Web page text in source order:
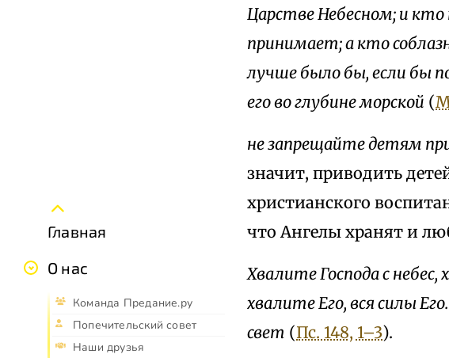
Главная
О нас
Команда Предание.ру
Попечительский совет
Наши друзья
Царстве Небесном; и
принимает; а кто
лучше было бы, если бы
его во глубине морской (
не запрещайте детям
значит, приводить
христианского
что Ангелы хранят и
Хвалите Господа с
хвалите Его, вся силы
свет (Пс. 148, 1–3).